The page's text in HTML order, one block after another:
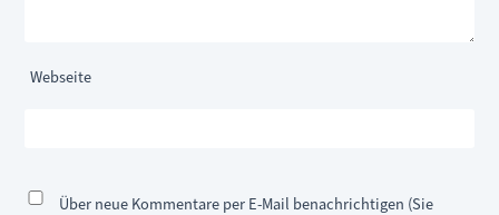
Webseite
Über neue Kommentare per E-Mail benachrichtigen (Sie